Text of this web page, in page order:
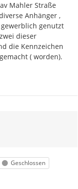
Mahler Straße
Anhänger ,
genutzt
dieser
die Kennzeichen
( worden).
Status
Geschlossen